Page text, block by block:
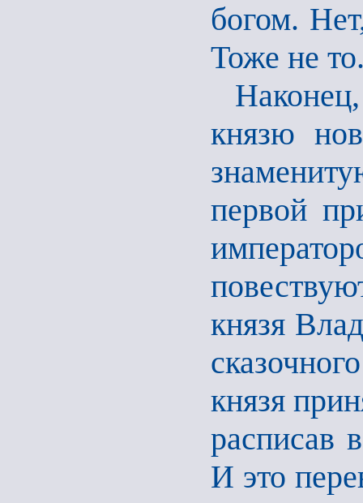
богом.
Тоже не
князю
первой
князя
князя
расписав
И это